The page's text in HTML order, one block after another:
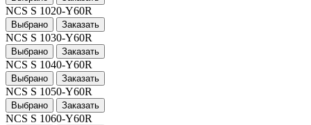
NCS S 1020-Y60R
Выбрано Заказать
NCS S 1030-Y60R
Выбрано Заказать
NCS S 1040-Y60R
Выбрано Заказать
NCS S 1050-Y60R
Выбрано Заказать
NCS S 1060-Y60R